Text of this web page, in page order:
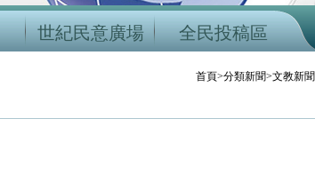
世紀民意廣場 全民投稿區
首頁>分類新聞>文教新聞